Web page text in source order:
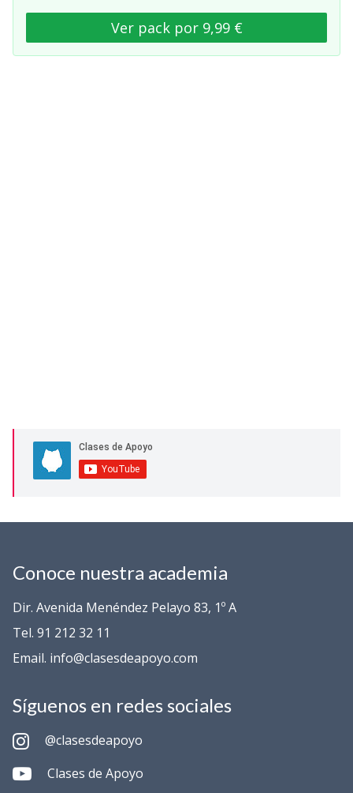
Ver pack por 9,99 €
Conoce nuestra academia
Dir. Avenida Menéndez Pelayo 83, 1º A
Tel. 91 212 32 11
Email. info@clasesdeapoyo.com
Síguenos en redes sociales
@clasesdeapoyo
Clases de Apoyo